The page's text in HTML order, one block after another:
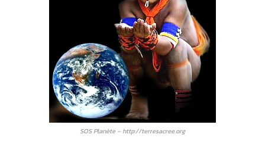
SOS Planète – http://terresacree.org